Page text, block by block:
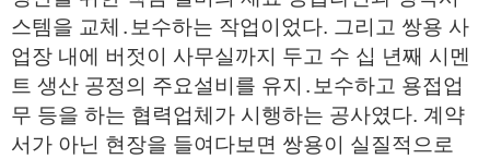
스템을 교체․보수하는 작업이었다. 그리고 쌍용 사
업장 내에 버젓이 사무실까지 두고 수 십 년째 시멘
트 생산 공정의 주요설비를 유지․보수하고 용접업
무 등을 하는 협력업체가 시행하는 공사였다. 계약
서가 아닌 현장을 들여다보면 쌍용이 실질적으로